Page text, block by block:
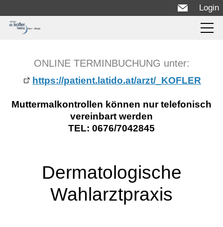
Login
Über uns
Ordination
ONLINE TERMINBUCHUNG unter:
https://patient.latido.at/arzt/_KOFLER
Muttermalkontrollen können nur telefonisch
vereinbart werden
TEL: 0676/7042845
Dermatologische
Wahlarztpraxis